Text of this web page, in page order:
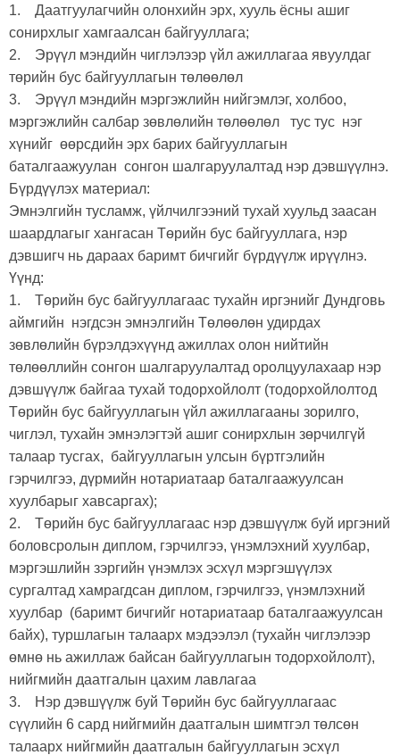
1. Даатгуулагчийн олонхийн эрх, хууль ёсны ашиг
сонирхлыг хамгаалсан байгууллага;
2. Эрүүл мэндийн чиглэлээр үйл ажиллагаа явуулдаг
төрийн бус байгууллагын төлөөлөл
3. Эрүүл мэндийн мэргэжлийн нийгэмлэг, холбоо,
мэргэжлийн салбар зөвлөлийн төлөөлөл тус тус нэг
хүнийг өөрсдийн эрх барих байгууллагын
баталгаажуулан сонгон шалгаруулалтад нэр дэвшүүлнэ.
Бүрдүүлэх материал:
Эмнэлгийн тусламж, үйлчилгээний тухай хуульд заасан
шаардлагыг хангасан Төрийн бус байгууллага, нэр
дэвшигч нь дараах баримт бичгийг бүрдүүлж ирүүлнэ.
Үүнд:
1. Төрийн бус байгууллагаас тухайн иргэнийг Дундговь
аймгийн нэгдсэн эмнэлгийн Төлөөлөн удирдах
зөвлөлийн бүрэлдэхүүнд ажиллах олон нийтийн
төлөөллийн сонгон шалгаруулалтад оролцуулахаар нэр
дэвшүүлж байгаа тухай тодорхойлолт (тодорхойлолтод
Төрийн бус байгууллагын үйл ажиллагааны зорилго,
чиглэл, тухайн эмнэлэгтэй ашиг сонирхлын зөрчилгүй
талаар тусгах, байгууллагын улсын бүртгэлийн
гэрчилгээ, дүрмийн нотариатаар баталгаажуулсан
хуулбарыг хавсаргах);
2. Төрийн бус байгууллагаас нэр дэвшүүлж буй иргэний
боловсролын диплом, гэрчилгээ, үнэмлэхний хуулбар,
мэргэшлийн зэргийн үнэмлэх эсхүл мэргэшүүлэх
сургалтад хамрагдсан диплом, гэрчилгээ, үнэмлэхний
хуулбар (баримт бичгийг нотариатаар баталгаажуулсан
байх), туршлагын талаарх мэдээлэл (тухайн чиглэлээр
өмнө нь ажиллаж байсан байгууллагын тодорхойлолт),
нийгмийн даатгалын цахим лавлагаа
3. Нэр дэвшүүлж буй Төрийн бус байгууллагаас
сүүлийн 6 сард нийгмийн даатгалын шимтгэл төлсөн
талаарх нийгмийн даатгалын байгууллагын эсхүл